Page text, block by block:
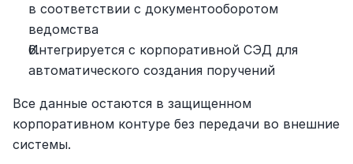
в соответствии с документооборотом
ведомства
Интегрируется с корпоративной СЭД для
автоматического создания поручений
Все данные остаются в защищенном
корпоративном контуре без передачи во внешние
системы.